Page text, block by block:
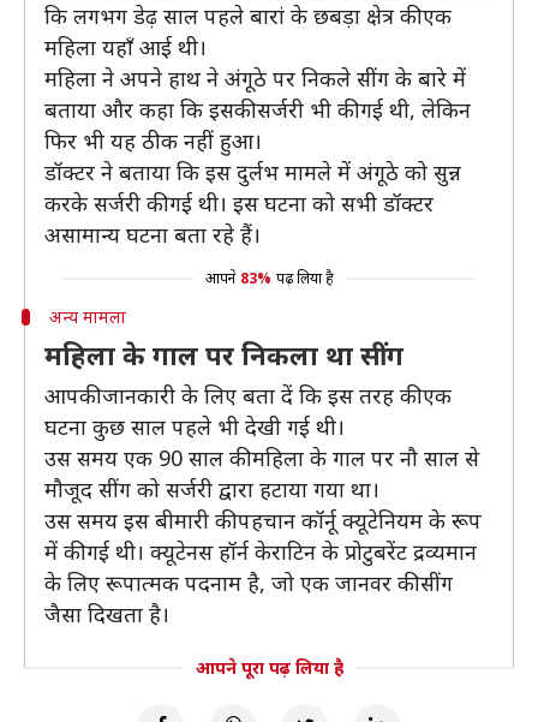
कि लगभग डेढ़ साल पहले बारां के छबड़ा क्षेत्र की एक
महिला यहाँ आई थी।
महिला ने अपने हाथ ने अंगूठे पर निकले सींग के बारे में
बताया और कहा कि इसकी सर्जरी भी की गई थी, लेकिन
फिर भी यह ठीक नहीं हुआ।
डॉक्टर ने बताया कि इस दुर्लभ मामले में अंगूठे को सुन्न
करके सर्जरी की गई थी। इस घटना को सभी डॉक्टर
असामान्य घटना बता रहे हैं।
आपने 83% पढ़ लिया है
अन्य मामला
महिला के गाल पर निकला था सींग
आपकी जानकारी के लिए बता दें कि इस तरह की एक
घटना कुछ साल पहले भी देखी गई थी।
उस समय एक 90 साल की महिला के गाल पर नौ साल से
मौजूद सींग को सर्जरी द्वारा हटाया गया था।
उस समय इस बीमारी की पहचान कॉर्नू क्यूटेनियम के रूप
में की गई थी। क्यूटेनस हॉर्न केराटिन के प्रोटुबरेंट द्रव्यमान
के लिए रूपात्मक पदनाम है, जो एक जानवर की सींग
जैसा दिखता है।
आपने पूरा पढ़ लिया है